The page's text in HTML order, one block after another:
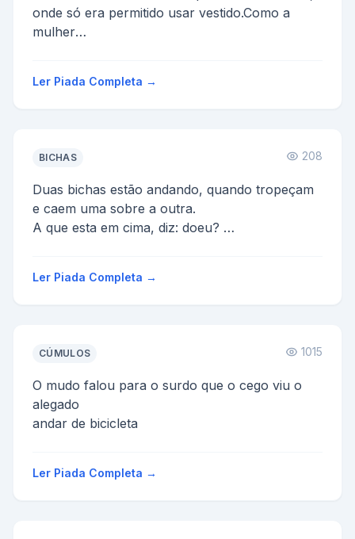
onde só era permitido usar vestido.Como a
mulher
Ler Piada Completa →
BICHAS 208
Duas bichas estão andando, quando tropeçam
e caem uma sobre a outra.
A que esta em cima, diz: doeu?
Ler Piada Completa →
CÚMULOS 1015
O mudo falou para o surdo que o cego viu o
alegado
andar de bicicleta
Ler Piada Completa →